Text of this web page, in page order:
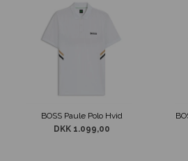
BOSS Paule Polo Hvid
DKK 1.099,00